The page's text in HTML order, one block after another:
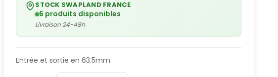
STOCK SWAPLAND FRANCE
6 produits disponibles
Livraison 24-48h
Entrée et sortie en 63.5mm.